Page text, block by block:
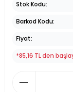
Stok Kodu
Barkod Kodu
Fiyat
*85,16 TL den